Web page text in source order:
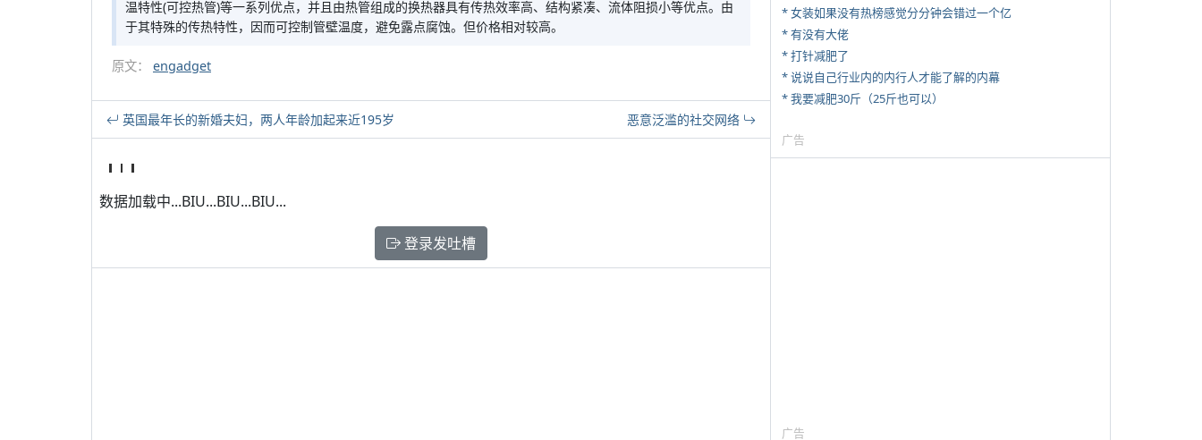
温特性(可控热管)等一系列优点，并且由热管组成的换热器具有传热效率高、结构紧凑、流体阻损小等优点。由
于其特殊的传热特性，因而可控制管壁温度，避免露点腐蚀。但价格相对较高。
原文： engadget
英国最年长的新婚夫妇，两人年龄加起来近195岁 恶意泛滥的社交网络
数据加载中...BIU...BIU...BIU...
登录发吐槽
* 女装如果没有热榜感觉分分钟会错过一个亿
* 有没有大佬
* 打针减肥了
* 说说自己行业内的内行人才能了解的内幕
* 我要减肥30斤（25斤也可以）
广告
广告